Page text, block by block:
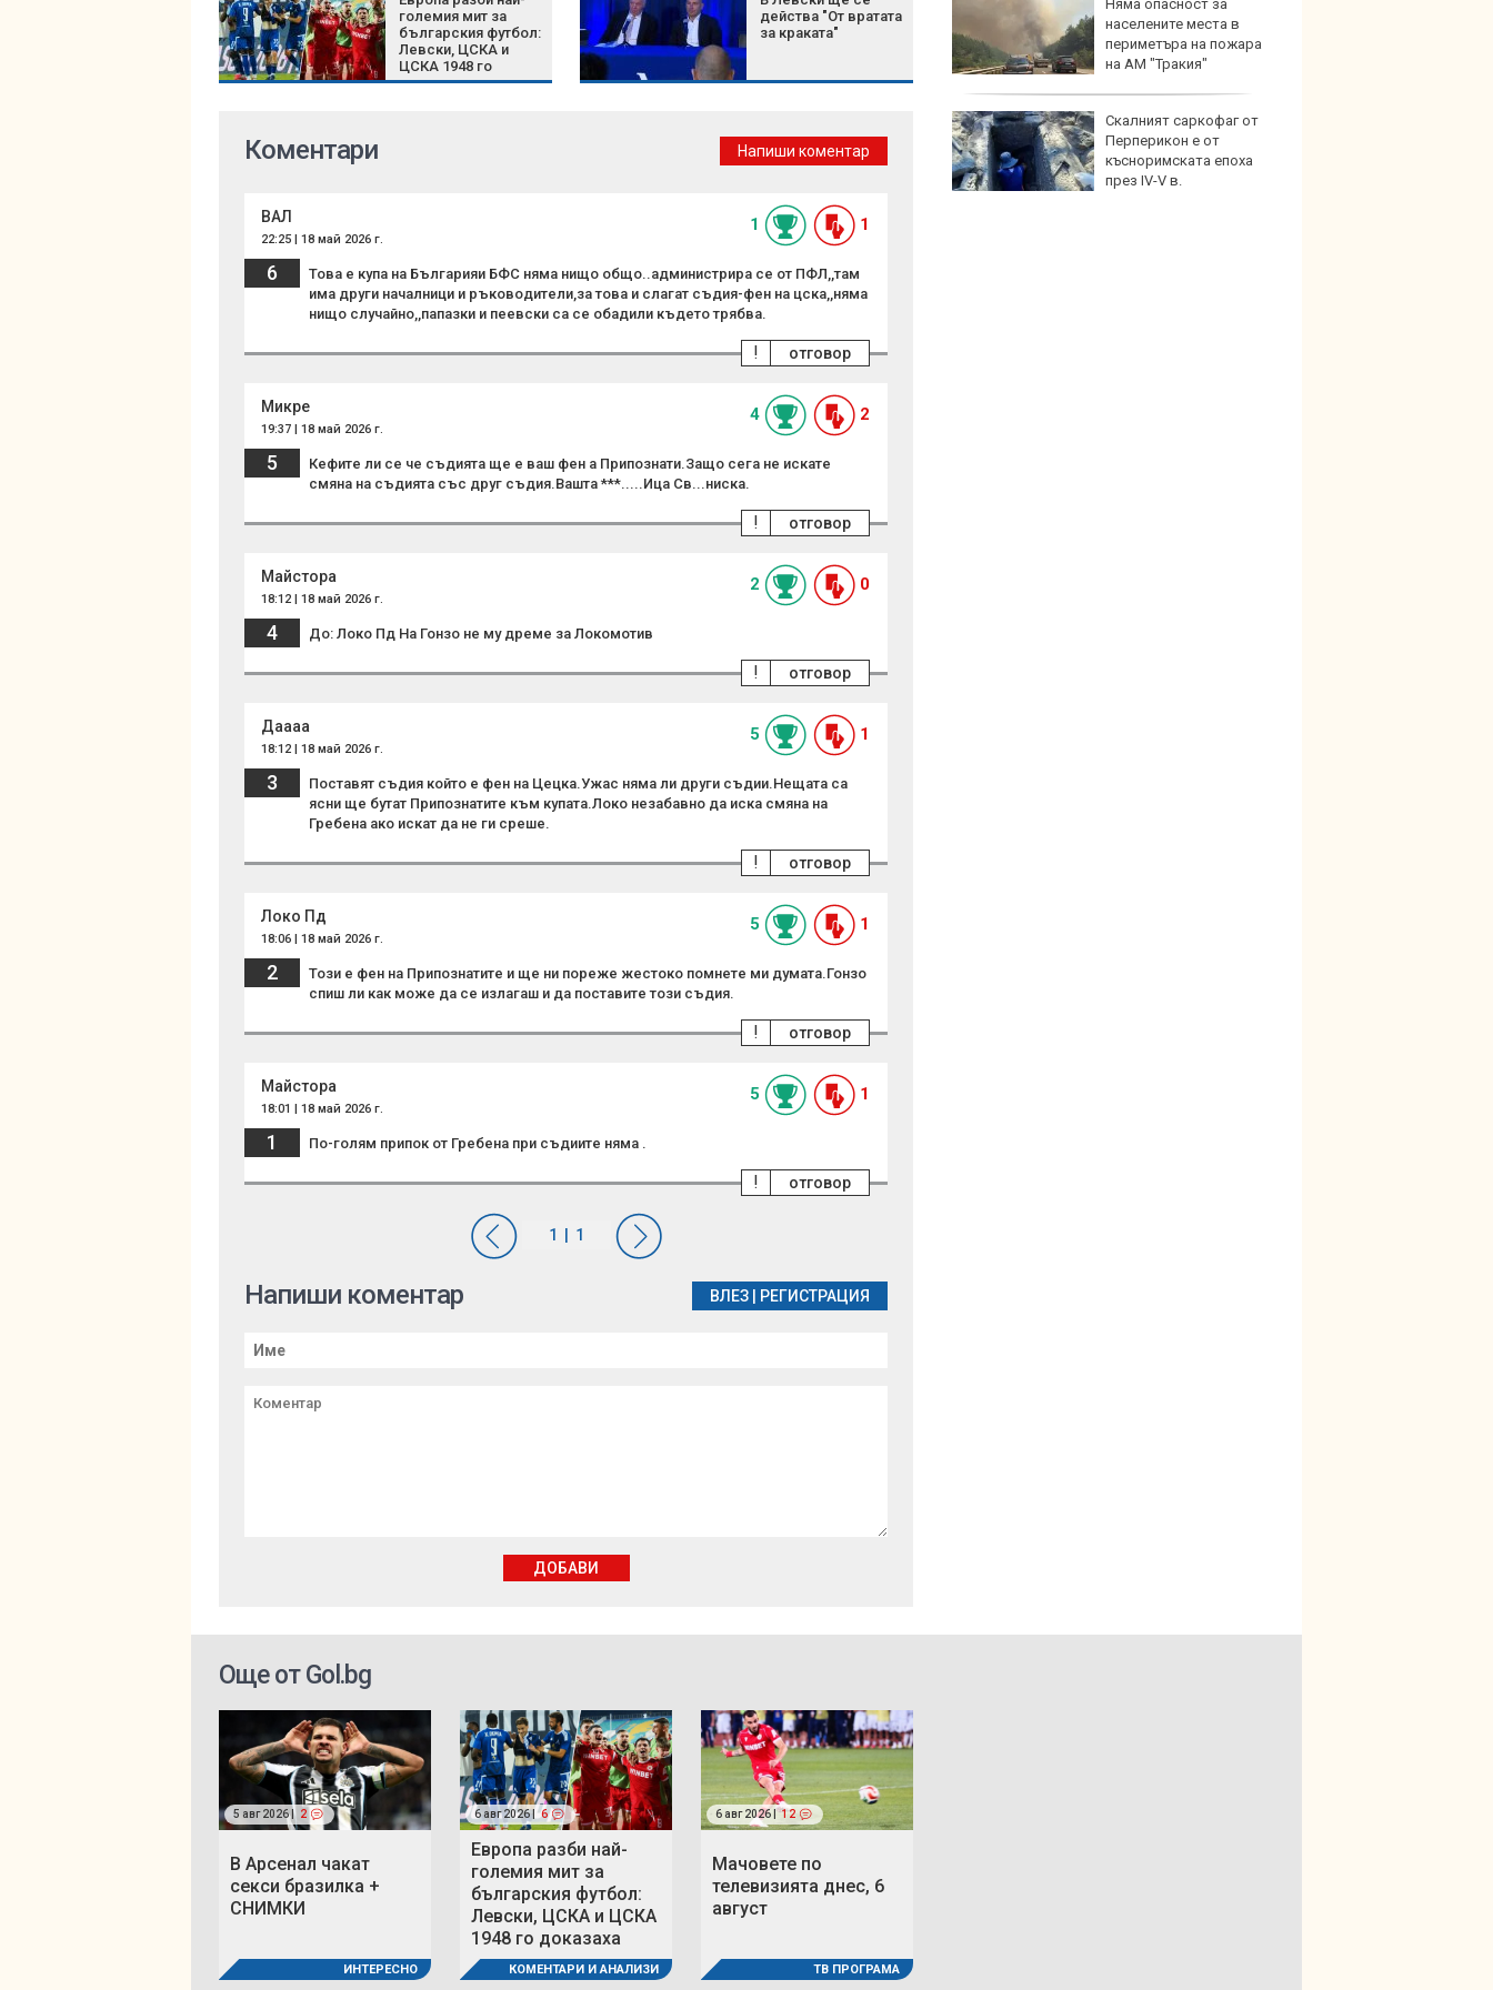
големия мит за
българския футбол:
Левски, ЦСКА и
ЦСКА 1948 го
доказаха
действа "От вратата
за краката"
Атаки на хутите в
Йемен убиха най-малко
30 правителствени
лекарства за
отслабване под лупа
докладвани смъртни случая
Няма опасност за
населените места в
периметъра на пожара
на АМ "Тракия"
Скалният саркофаг от
Перперикон е от
късноримската епоха
през IV-V в.
Коментари Напиши коментар
ВАЛ
22:25 | 18 май 2026 г.
1 1
6
Това е купа на Българияи БФС няма нищо общо..администрира се от ПФЛ,,там
има други началници и ръководители,за това и слагат съдия-фен на цска,,няма
нищо случайно,,папазки и пеевски са се обадили където трябва.
отговор
!
Микре
19:37 | 18 май 2026 г.
4 2
5
Кефите ли се че съдията ще е ваш фен а Припознати.Защо сега не искате
смяна на съдията със друг съдия.Вашта ***.....Ица Св...ниска.
отговор
!
Майстора
18:12 | 18 май 2026 г.
2 0
4 До: Локо Пд На Гонзо не му дреме за Локомотив
отговор
!
Даааа
18:12 | 18 май 2026 г.
5 1
3
Поставят съдия който е фен на Цецка.Ужас няма ли други съдии.Нещата са
ясни ще бутат Припознатите към купата.Локо незабавно да иска смяна на
Гребена ако искат да не ги среше.
отговор
!
Локо Пд
18:06 | 18 май 2026 г.
5 1
2
Този е фен на Припознатите и ще ни пореже жестоко помнете ми думата.Гонзо
спиш ли как може да се излагаш и да поставите този съдия.
отговор
!
Майстора
18:01 | 18 май 2026 г.
5 1
1 По-голям припок от Гребена при съдиите няма .
отговор
!
Напиши коментар ВЛЕЗ РЕГИСТРАЦИЯ
ДОБАВИ
Още от Gol.bg
5 авг 2026 | 2
В Арсенал чакат
секси бразилка +
СНИМКИ
ИНТЕРЕСНО
6 авг 2026 | 6
Европа разби най-
големия мит за
българския футбол:
Левски, ЦСКА и ЦСКА
1948 го доказаха
КОМЕНТАРИ И АНАЛИЗИ
6 авг 2026 | 12
Мачовете по
телевизията днес, 6
август
ТВ ПРОГРАМА